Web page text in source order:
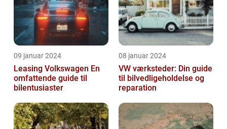
09 januar 2024
Leasing Volkswagen En
omfattende guide til
bilentusiaster
08 januar 2024
VW værksteder: Din guide
til bilvedligeholdelse og
reparation